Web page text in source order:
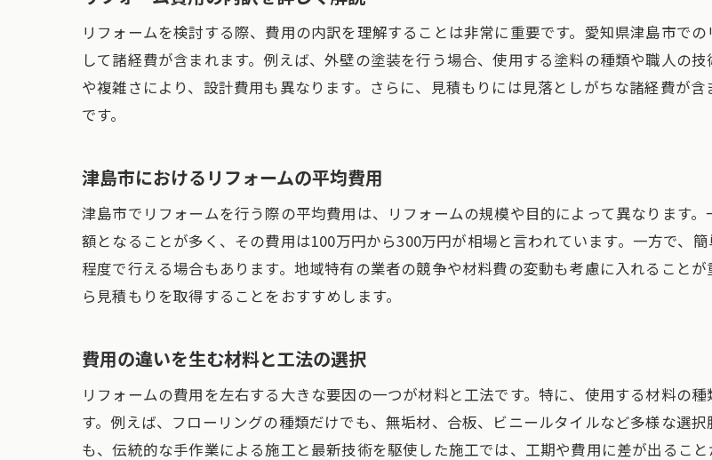
初めての方におすすめのサポート体制
プロのアドバイスを受けるメリット
安心して進めるためのサポート内容
リフォームを検討する際、費用の内訳を理解することは非常に重要です。愛知県津島市で
して諸経費が含まれます。例えば、外壁の塗装を行う場合、使用する塗料の種類や職人の
や複雑さにより、設計費用も異なります。さらに、見積もりには見落としがちな諸経費が
です。
津島市におけるリフォームの平均費用
津島市でリフォームを行う際の平均費用は、リフォームの規模や目的によって異なります
額となることが多く、その費用は100万円から300万円が相場と言われています。一方で、
程度で行える場合もあります。地域特有の業者の競争や材料費の変動も考慮に入れること
ら見積もりを取得することをおすすめします。
費用の違いを生む材料と工法の選択
リフォームの費用を左右する大きな要因の一つが材料と工法です。特に、使用する材料の
す。例えば、フローリングの種類だけでも、無垢材、合板、ビニールタイルなど多様な選
も、伝統的な手作業による施工と最新技術を駆使した施工では、工期や費用に差が出るこ